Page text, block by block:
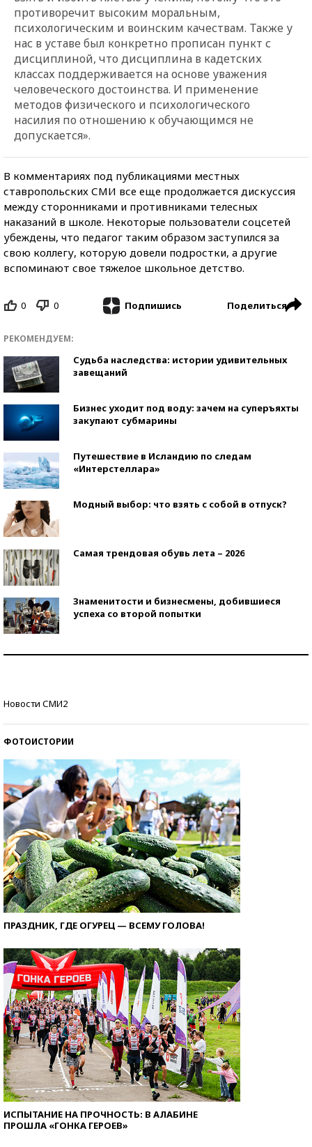
противоречит высоким моральным,
психологическим и воинским качествам. Также у
нас в уставе был конкретно прописан пункт с
дисциплиной, что дисциплина в кадетских
классах поддерживается на основе уважения
человеческого достоинства. И применение
методов физического и психологического
насилия по отношению к обучающимся не
допускается».
В комментариях под публикациями местных
ставропольских СМИ все еще продолжается дискуссия
между сторонниками и противниками телесных
наказаний в школе. Некоторые пользователи соцсетей
убеждены, что педагог таким образом заступился за
свою коллегу, которую довели подростки, а другие
вспоминают свое тяжелое школьное детство.
0 0 Подпишись Поделиться
РЕКОМЕНДУЕМ:
Судьба наследства: истории удивительных
завещаний
Бизнес уходит под воду: зачем на суперъяхты
закупают субмарины
Путешествие в Исландию по следам
«Интерстеллара»
Модный выбор: что взять с собой в отпуск?
Самая трендовая обувь лета – 2026
Знаменитости и бизнесмены, добившиеся
успеха со второй попытки
Новости СМИ2
ФОТОИСТОРИИ
ПРАЗДНИК, ГДЕ ОГУРЕЦ — ВСЕМУ ГОЛОВА!
ИСПЫТАНИЕ НА ПРОЧНОСТЬ: В АЛАБИНЕ
ПРОШЛА «ГОНКА ГЕРОЕВ»